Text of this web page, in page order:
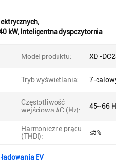
,
kW, Inteligentna dyspozytornia
Model produktu: XD -
Tryb wyświetlania: 7-
Częstotliwość
wejściowa AC (Hz):
45~66
Harmoniczne prądu
(THDI):
≤5%
EV